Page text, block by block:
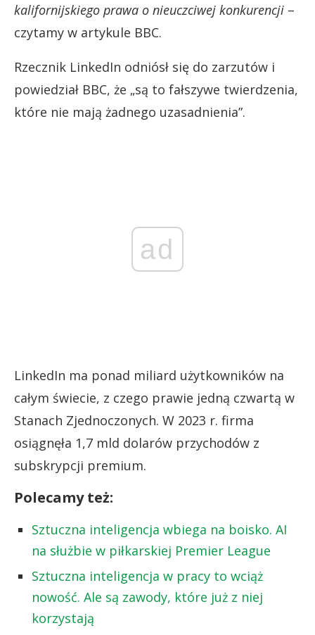
kalifornijskiego prawa o nieuczciwej konkurencji –
czytamy w artykule BBC.
Rzecznik LinkedIn odniósł się do zarzutów i
powiedział BBC, że „są to fałszywe twierdzenia,
które nie mają żadnego uzasadnienia”.
ad
LinkedIn ma ponad miliard użytkowników na
całym świecie, z czego prawie jedną czwartą w
Stanach Zjednoczonych. W 2023 r. firma
osiągnęła 1,7 mld dolarów przychodów z
subskrypcji premium.
Polecamy też:
Sztuczna inteligencja wbiega na boisko. AI
na służbie w piłkarskiej Premier League
Sztuczna inteligencja w pracy to wciąż
nowość. Ale są zawody, które już z niej
korzystają